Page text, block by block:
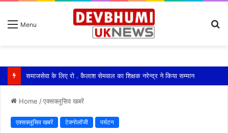
Menu
समाजसेवा के लिए रो . कैलाश सेमवाल का शिक्षक नरेन्द्र ने किया सम्मान
Home /एक्सक्लूसिव खबरें
एक्सक्लूसिव खबरें टेक्नोलॉजी पर्यटन